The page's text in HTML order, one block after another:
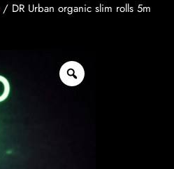
/ DR Urban organic slim rolls 5m